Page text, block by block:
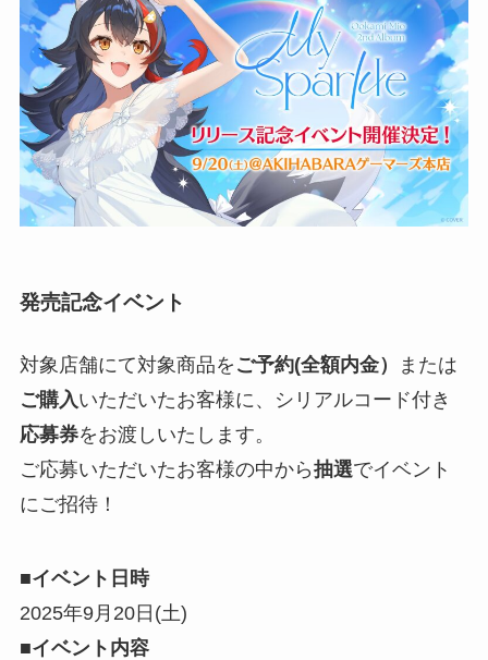
発売記念イベント
対象店舗にて対象商品を ご予約(全額内金）
または
ご購入いただいたお客様に、シリアルコード付き
応募券をお渡しいたします。
ご応募いただいたお客様の中から抽選でイベント
にご招待！
■イベント日時
2025年9月20日(土)
■イベント内容